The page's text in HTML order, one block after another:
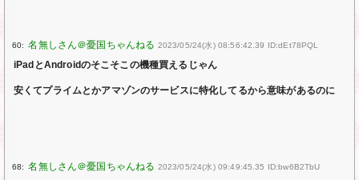
60: 2023/05/24(水) 08:56:42.39 ID:dEt78PQL
iPadとAndroidのそこそこの機種買えるじゃん
安くてプライムとかアマゾンのサービスに特化してるから意味があるのに
68: 2023/05/24(水) 09:49:45.35 ID:bw6B2TbU